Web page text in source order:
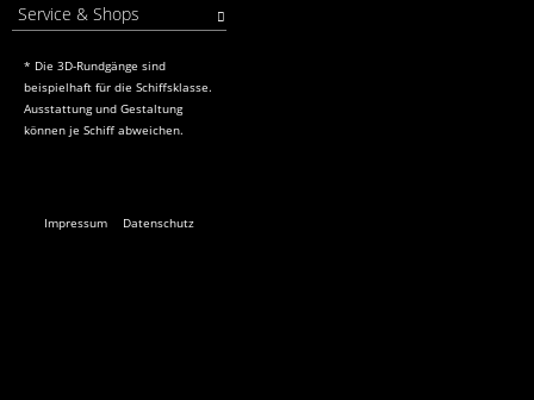
Service & Shops
* Die 3D-Rundgänge sind
beispielhaft für die Schiffsklasse.
Ausstattung und Gestaltung
können je Schiff abweichen.
Impressum Datenschutz